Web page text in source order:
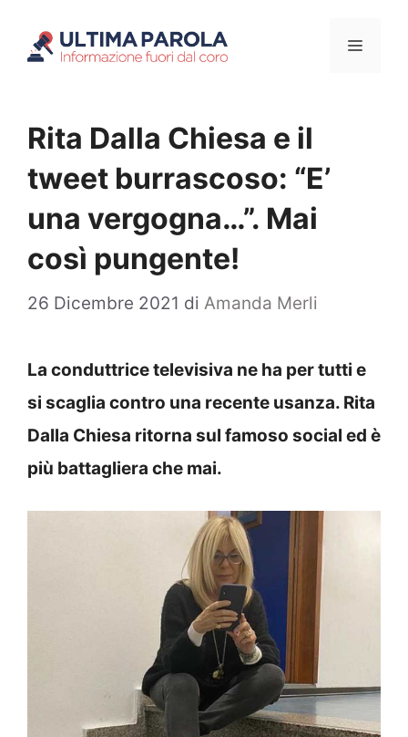
Menu
Rita Dalla Chiesa e il
tweet burrascoso: “E’
una vergogna…”. Mai
così pungente!
26 Dicembre 2021 di Amanda Merli
La conduttrice televisiva ne ha per tutti e
si scaglia contro una recente usanza. Rita
Dalla Chiesa ritorna sul famoso social ed è
più battagliera che mai.